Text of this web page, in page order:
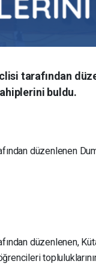
tarafından
buldu.
düzenlenen
düzenlenen,
topluluklarının